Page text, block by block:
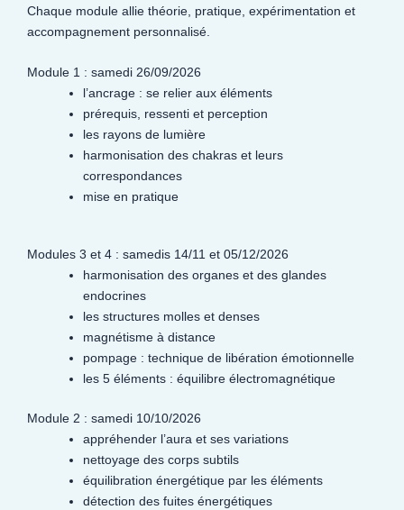
Chaque module allie théorie, pratique, expérimentation et
accompagnement personnalisé.
Module 1 : samedi 26/09/2026
l’ancrage : se relier aux éléments
prérequis, ressenti et perception
les rayons de lumière
harmonisation des chakras et leurs
correspondances
mise en pratique
Modules 3 et 4 : samedis 14/11 et 05/12/2026
harmonisation des organes et des glandes
endocrines
les structures molles et denses
magnétisme à distance
pompage : technique de libération émotionnelle
les 5 éléments : équilibre électromagnétique
Module 2 : samedi 10/10/2026
appréhender l’aura et ses variations
nettoyage des corps subtils
équilibration énergétique par les éléments
détection des fuites énergétiques